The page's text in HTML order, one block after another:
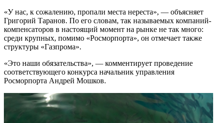
«У нас, к сожалению, пропали места нереста», — объясняет
Григорий Таранов. По его словам, так называемых компаний-
компенсаторов в настоящий момент на рынке не так много:
среди крупных, помимо «Росморпорта», он отмечает также
структуры «Газпрома».
«Это наши обязательства», — комментирует проведение
соответствующего конкурса начальник управления
Росморпорта Андрей Мошков.